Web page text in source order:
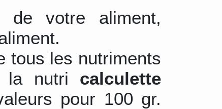
de votre aliment,
tous les nutriments
la nutri calculette
pour 100 gr.